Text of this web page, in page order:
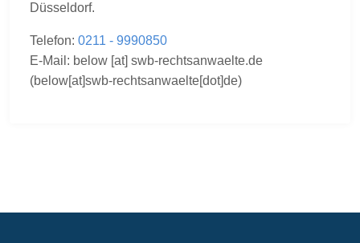
Düsseldorf.
Telefon: 0211 - 9990850
E-Mail: below [at] swb-rechtsanwaelte.de
(below[at]swb-rechtsanwaelte[dot]de)